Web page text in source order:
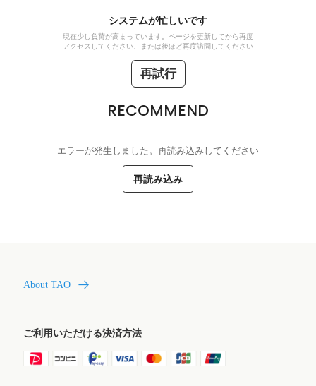
システムが忙しいです
現在少し負荷が高まっています。ページを更新してから再度
アクセスしてください、または後ほど再度訪問してください
再試行
RECOMMEND
エラーが発生しました。再読み込みしてください
再読み込み
About TAO
ご利用いただける決済方法